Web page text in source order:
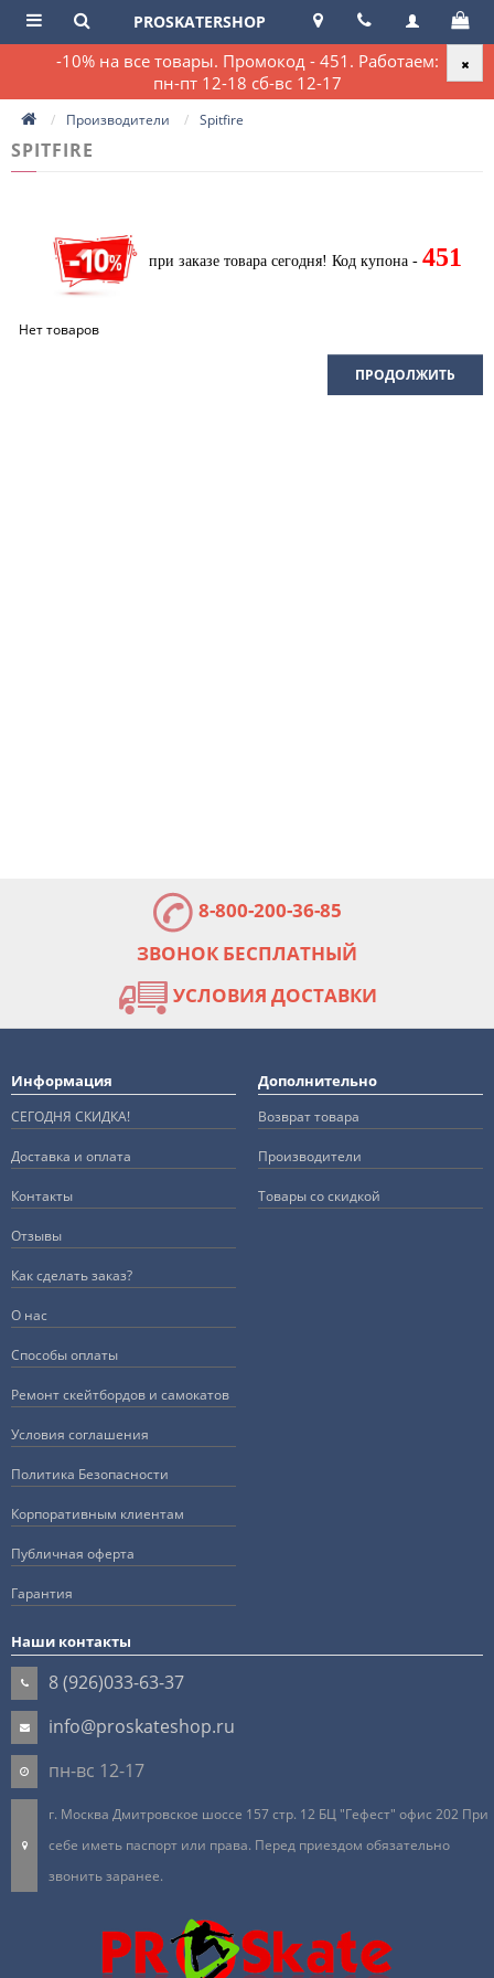
-10% на все товары. Промокод - 451. Работаем:
пн-пт 12-18 сб-вс 12-17
PROSKATERSHOP
Производители Spitfire
SPITFIRE
при заказе товара сегодня! Код купона - 451
Нет товаров
ПРОДОЛЖИТЬ
8-800-200-36-85
ЗВОНОК БЕСПЛАТНЫЙ
УСЛОВИЯ ДОСТАВКИ
Информация
СЕГОДНЯ СКИДКА!
Доставка и оплата
Контакты
Отзывы
Как сделать заказ?
О нас
Способы оплаты
Ремонт скейтбордов и самокатов
Условия соглашения
Политика Безопасности
Корпоративным клиентам
Публичная оферта
Гарантия
Дополнительно
Возврат товара
Производители
Товары со скидкой
Наши контакты
8 (926)033-63-37
info@proskateshop.ru
пн-вс 12-17
г. Москва Дмитровское шоссе 157 стр. 12 БЦ "Гефест" офис 202 При
себе иметь паспорт или права. Перед приездом обязательно
звонить заранее.